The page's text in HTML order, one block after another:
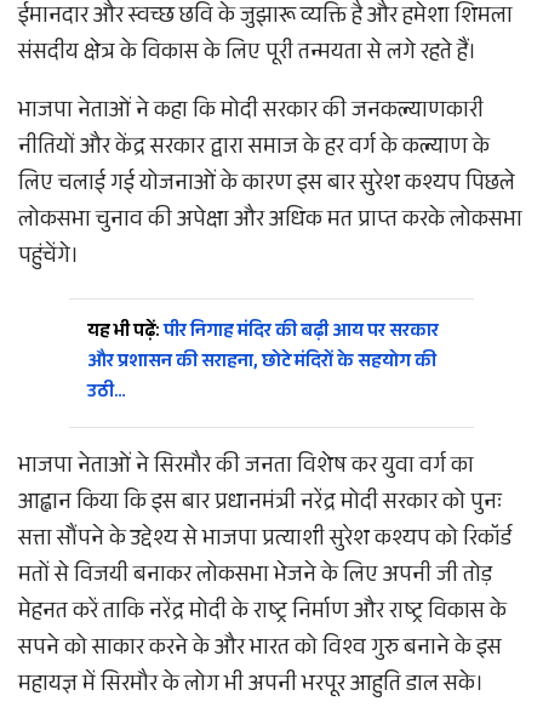
ईमानदार और स्वच्छ छवि के जुझारू व्यक्ति है और हमेशा शिमला
संसदीय क्षेत्र के विकास के लिए पूरी तन्मयता से लगे रहते हैं।
भाजपा नेताओं ने कहा कि मोदी सरकार की जनकल्याणकारी
नीतियों और केंद्र सरकार द्वारा समाज के हर वर्ग के कल्याण के
लिए चलाई गई योजनाओं के कारण इस बार सुरेश कश्यप पिछले
लोकसभा चुनाव की अपेक्षा और अधिक मत प्राप्त करके लोकसभा
पहुंचेंगे।
यह भी पढ़ें:पीर निगाह मंदिर की बढ़ी आय पर सरकार
और प्रशासन की सराहना, छोटे मंदिरों के सहयोग की
उठी…
भाजपा नेताओं ने सिरमौर की जनता विशेष कर युवा वर्ग का
आह्वान किया कि इस बार प्रधानमंत्री नरेंद्र मोदी सरकार को पुनः
सत्ता सौंपने के उद्देश्य से भाजपा प्रत्याशी सुरेश कश्यप को रिकॉर्ड
मतों से विजयी बनाकर लोकसभा भेजने के लिए अपनी जी तोड़
मेहनत करें ताकि नरेंद्र मोदी के राष्ट्र निर्माण और राष्ट्र विकास के
सपने को साकार करने के और भारत को विश्व गुरु बनाने के इस
महायज्ञ में सिरमौर के लोग भी अपनी भरपूर आहुति डाल सके।